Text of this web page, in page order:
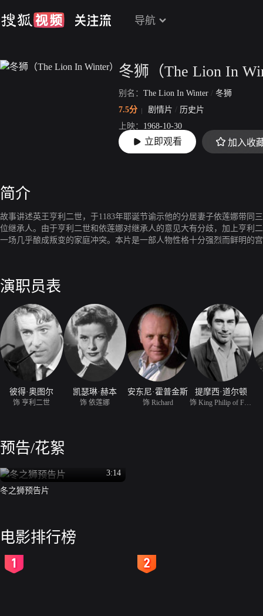
导航
冬狮（The Lion In
别名： The Lion In Winter / 冬狮
7.5分
剧情片 / 历史片
上映： 1968-10-30
片长： 134分32秒
立即观看 加入收
简介
故事讲述英王亨利二世，于1183年耶诞节谕示他的分居妻子依莲娜带同
位继承人。由于亨利二世和依莲娜对继承人的意见大有分歧，加上亨利
一场几乎酿成叛变的家庭冲突。本片是一部人物性格十分强烈而鲜明的
演职员表
彼得·奥图尔
饰 亨利二世
凯瑟琳·赫本
饰 依莲娜
安东尼·霍普金斯
饰 Richard
提摩西·道尔顿
饰 King Philip of Franc
预告/花絮
3:14
冬之狮预告片
电影排行榜